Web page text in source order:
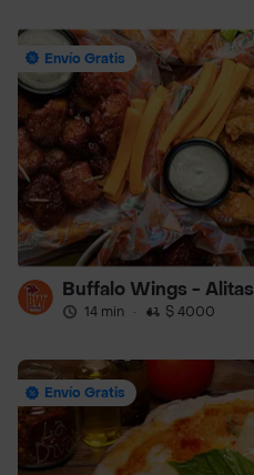
Envío Gratis
Buffalo Wings - Alitas
14 min · $ 4000
Envío Gratis